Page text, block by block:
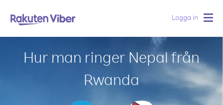
Logga in
Hur man ringer Nepal från
Rwanda